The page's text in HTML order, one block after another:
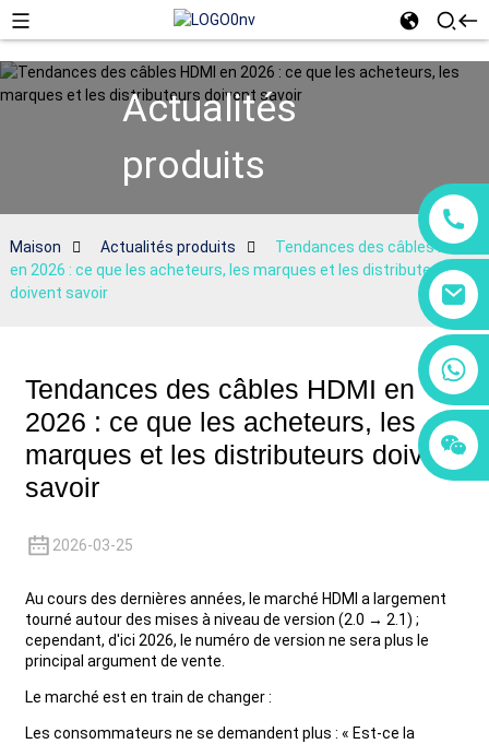
+86 15118299221
+86 15397569549
Actualités
produits
Maison Actualités produits
Tendances des câbles HDMI
en 2026 : ce que les acheteurs, les marques et les distributeurs
doivent savoir
Tendances des câbles HDMI en
2026 : ce que les acheteurs, les
marques et les distributeurs doivent
savoir
2026-03-25
Au cours des dernières années, le marché HDMI a largement
tourné autour des mises à niveau de version (2.0 → 2.1) ;
cependant, d'ici 2026, le numéro de version ne sera plus le
principal argument de vente.
Le marché est en train de changer :
Les consommateurs ne se demandent plus : « Est-ce la